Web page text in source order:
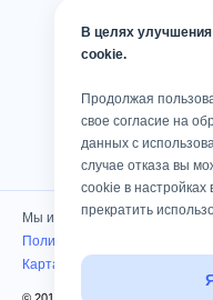
Мы используем cookies
Политика
Карта сайта
В целях
cookie.
Продолжая
свое согласие на
данных с
случае отказа вы
cookie в настройках
прекратить